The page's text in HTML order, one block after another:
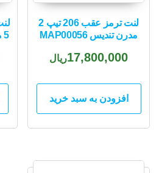
لنت ترمز عقب 206 تیپ 2
مدرن تندیس MAP00056
17,800,000ریال
افزودن به سبد خرید
5 مدرن تندیس MAP00083